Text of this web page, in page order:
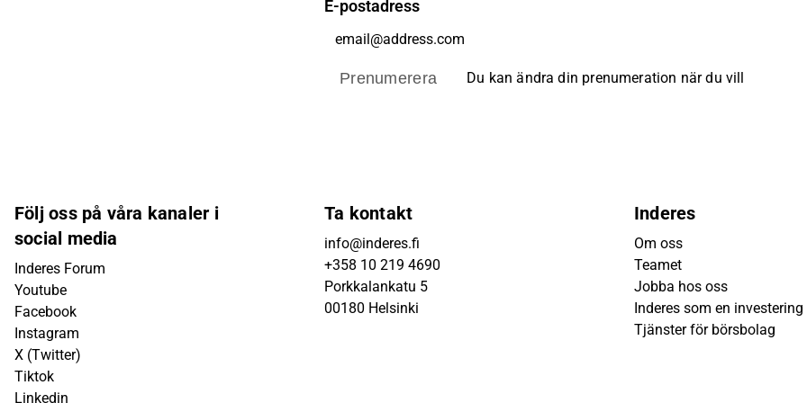
E-postadress
Prenumerera Du kan ändra din prenumeration när du vill
Följ oss på våra kanaler i
social media
Inderes Forum
Youtube
Facebook
Instagram
X (Twitter)
Tiktok
Linkedin
Ta kontakt
info@inderes.fi
+358 10 219 4690
Porkkalankatu 5
00180 Helsinki
Inderes
Om oss
Teamet
Jobba hos oss
Inderes som en investering
Tjänster för börsbolag